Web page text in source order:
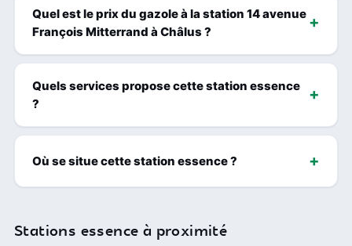
Quel est le prix du gazole à la station 14 avenue
François Mitterrand à Châlus ?
Quels services propose cette station essence
?
Où se situe cette station essence ?
Stations essence à proximité